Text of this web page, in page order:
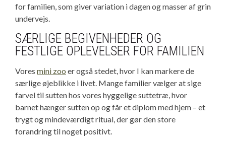
for familien, som giver variation i dagen og masser af grin
undervejs.
SÆRLIGE BEGIVENHEDER OG
FESTLIGE OPLEVELSER FOR FAMILIEN
Vores mini zoo er også stedet, hvor I kan markere de
særlige øjeblikke i livet. Mange familier vælger at sige
farvel til sutten hos vores hyggelige suttetræ, hvor
barnet hænger sutten op og får et diplom med hjem – et
trygt og mindeværdigt ritual, der gør den store
forandring til noget positivt.